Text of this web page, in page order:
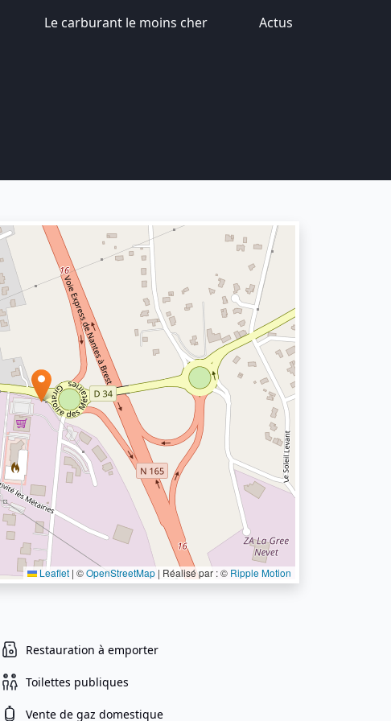
Le carburant le moins cher Actus
Leaflet | ©OpenStreetMap | Réalisé par : © Ripple Motion
Restauration à emporter
Toilettes publiques
Vente de gaz domestique